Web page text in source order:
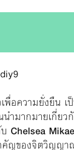
พื่อความยั่งยืน
มากมายเกี่ยว
Chelsea
คัญของจิตวิญญ